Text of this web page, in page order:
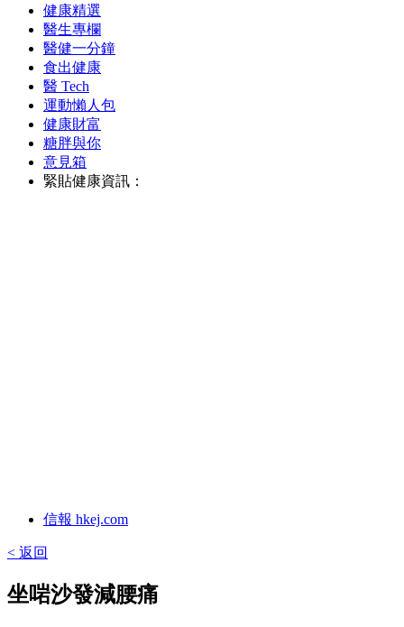
健康精選
醫生專欄
醫健一分鐘
食出健康
醫 Tech
運動懶人包
健康財富
糖胖與你
意見箱
緊貼健康資訊：
信報 hkej.com
< 返回
坐啱沙發減腰痛